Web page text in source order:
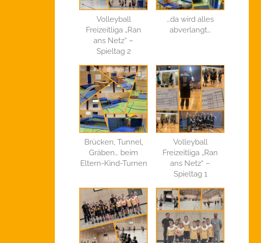
Volleyball
Freizeitliga „Ran
ans Netz“ –
Spieltag 2
…da wird alles
abverlangt…
Brücken, Tunnel,
Gräben… beim
Eltern-Kind-Turnen
Volleyball
Freizeitliga „Ran
ans Netz“ –
Spieltag 1